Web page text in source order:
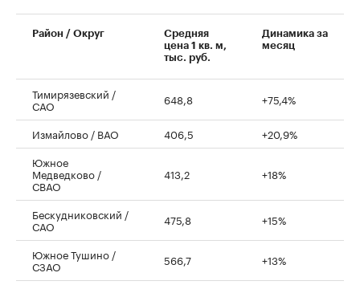
00:00 / 00:00
Район / Округ
Средняя
цена 1 кв. м,
тыс. руб.
Динамика за
месяц
Тимирязевский /
САО 648,8 +75,4%
Измайлово / ВАО 406,5
+20,9%
Южное
Медведково /
СВАО
413,2 +18%
Бескудниковский /
САО 475,8 +15%
Южное Тушино /
СЗАО 566,7 +13%